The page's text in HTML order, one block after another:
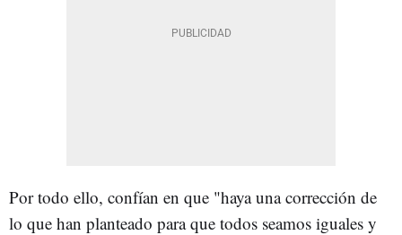
Por todo ello, confían en que "haya una corrección de
lo que han planteado para que todos seamos iguales y